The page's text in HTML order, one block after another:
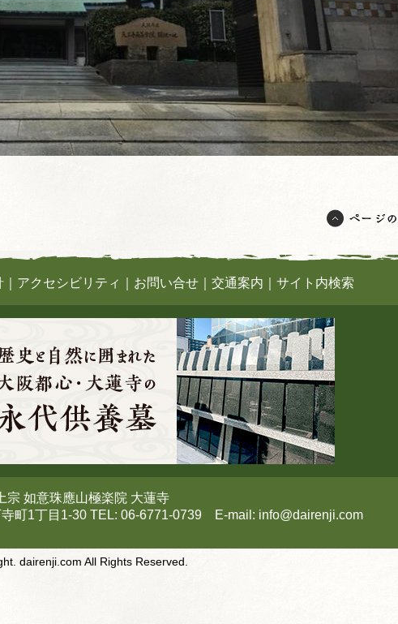
アクセシビリティ お問い合せ 交通案内 サイト内検索
宗 如意珠應山極楽院 大蓮寺
町1丁目1-30 TEL: 06-6771-0739 E-mail: info@dairenji.com
dairenji.com All Rights Reserved.